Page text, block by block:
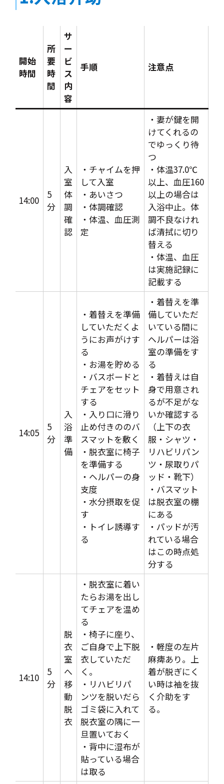
開始
時間
所
要
時
間
サ
ー
ビ
ス
内
容
手順 注意点
14:00
5
分
入
室
体
調
確
認
・チャイムを押
して入室
・あいさつ
・体調確認
・体温、血圧測
定
・妻が鍵を開
けてくれるの
でゆっくり待
つ
・体温37.0℃
以上、血圧160
以上の場合は
入浴中止。体
調不良なけれ
ば清拭に切り
替える
・体温、血圧
は実施記録に
記載する
14:05
5
分
入
浴
準
備
・着替えを準備
していただくよ
うにお声がけす
る
・お湯を貯める
・バスボードと
チェアをセット
する
・入り口に滑り
止め付きののバ
スマットを敷く
・脱衣室に椅子
を準備する
・ヘルパーの身
支度
・水分摂取を促
す
・トイレ誘導す
る
・着替えを準
備していただ
いている間に
ヘルパーは浴
室の準備をす
る
・着替えは自
身で用意され
るが不足がな
いか確認する
（上下の衣
服・シャツ・
リハビリパン
ツ・尿取りパ
ッド・靴下）
・バスマット
は脱衣室の棚
にある
・パッドが汚
れている場合
はこの時点処
分する
14:10
5
分
脱
衣
室
へ
移
動
脱
衣
・脱衣室に着い
たらお湯を出し
てチェアを温め
る
・椅子に座り、
ご自身で上下脱
衣していただ
く。
・リハビリパ
ンツを脱いだら
ゴミ袋に入れて
脱衣室の隅に一
旦置いておく
・背中に湿布が
貼っている場合
は取る
・軽度の左片
麻痺あり。上
着が脱ぎにく
い時は袖を抜
く介助をす
る。